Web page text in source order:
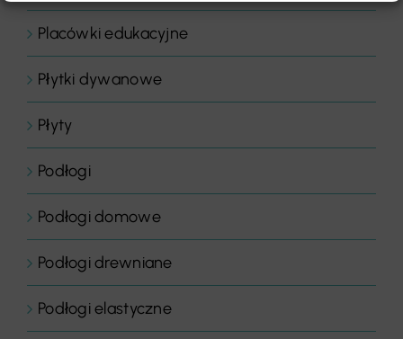
Placówki edukacyjne
Płytki dywanowe
Płyty
Podłogi
Podłogi domowe
Podłogi drewniane
Podłogi elastyczne